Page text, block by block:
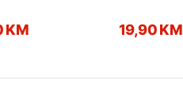
KM 19,90 KM